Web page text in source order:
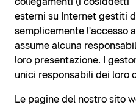
esterni su Internet gestiti
semplicemente l'accesso
assume alcuna
loro presentazione. I
unici responsabili dei loro
Le pagine del nostro sito